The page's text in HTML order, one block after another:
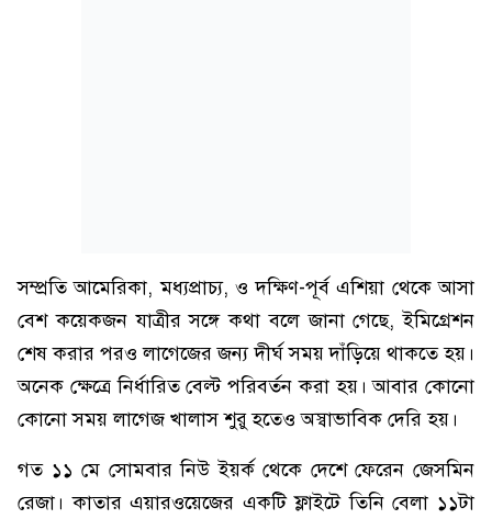
সম্প্রতি আমেরিকা, মধ্যপ্রাচ্য, ও দক্ষিণ-পূর্ব এশিয়া থেকে আসা
বেশ কয়েকজন যাত্রীর সঙ্গে কথা বলে জানা গেছে, ইমিগ্রেশন
শেষ করার পরও লাগেজের জন্য দীর্ঘ সময় দাঁড়িয়ে থাকতে হয়।
অনেক ক্ষেত্রে নির্ধারিত বেল্ট পরিবর্তন করা হয়। আবার কোনো
কোনো সময় লাগেজ খালাস শুরু হতেও অস্বাভাবিক দেরি হয়।
গত ১১ মে সোমবার নিউ ইয়র্ক থেকে দেশে ফেরেন জেসমিন
রেজা। কাতার এয়ারওয়েজের একটি ফ্লাইটে তিনি বেলা ১১টা